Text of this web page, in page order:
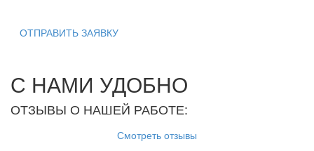
ОТПРАВИТЬ ЗАЯВКУ
С НАМИ УДОБНО
ОТЗЫВЫ О НАШЕЙ РАБОТЕ:
Смотреть отзывы